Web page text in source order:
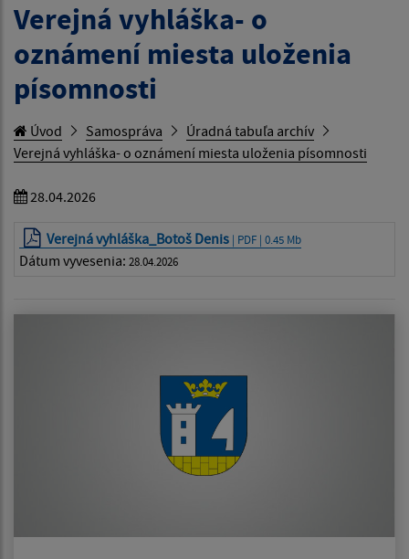
Verejná vyhláška- o
oznámení miesta uloženia
písomnosti
Úvod Samospráva
Úradná tabuľa archív
Verejná vyhláška- o oznámení miesta uloženia písomnosti
28.04.2026
Verejná vyhláška_Botoš Denis | PDF | 0.45 Mb
Dátum vyvesenia: 28.04.2026